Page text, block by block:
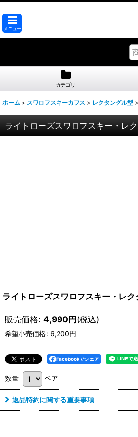
メニュー
カテゴリ
ホーム > スワロフスキーカフス > レクタングル型 >
ライトローズスワロフスキー・レ
ライトローズスワロフスキー・レク
販売価格: 4,990円(税込)
希望小売価格: 6,200円
Facebookでシェア
数量: ペア
返品特約に関する重要事項